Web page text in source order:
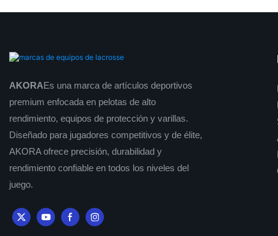
Mediocampo &
AKORAEs una marca de artículos deportivos
premium enfocada en pelotas de alto
rendimiento, equipos de protección y varillas.
Diseñado para jugadores competitivos y de élite,
AKORA ofrece precisión, durabilidad y
rendimiento confiable en todos los niveles del
juego.